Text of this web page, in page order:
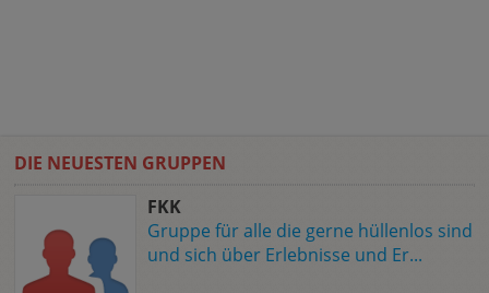
DIE NEUESTEN GRUPPEN
FKK
Gruppe für alle die gerne hüllenlos sind
und sich über Erlebnisse und Er...